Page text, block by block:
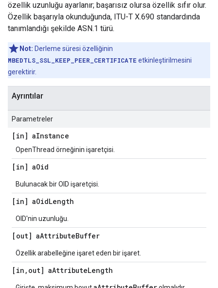
özellik uzunluğu ayarlanır; başarısız olursa özellik sıfır olur.
Özellik başarıyla okunduğunda, ITU-T X.690 standardında
tanımlandığı şekilde ASN.1 türü.
Not: Derleme süresi özelliğinin
MBEDTLS_SSL_KEEP_PEER_CERTIFICATE etkinleştirilmesini
gerektirir.
Ayrıntılar
Parametreler
[in] aInstance
OpenThread örneğinin işaretçisi.
[in] aOid
Bulunacak bir OID işaretçisi.
[in] aOidLength
OID'nin uzunluğu.
[out] aAttributeBuffer
Özellik arabelleğine işaret eden bir işaret.
[in , out] aAttributeLength